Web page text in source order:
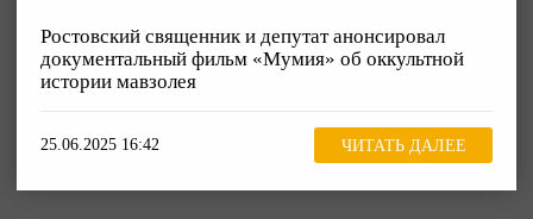
Ростовский священник и депутат анонсировал
документальный фильм «Мумия» об оккультной
истории мавзолея
25.06.2025 16:42 ЧИТАТЬ ДАЛЕЕ